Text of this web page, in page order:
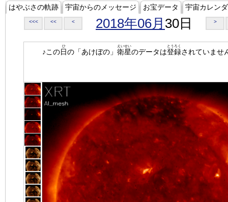
はやぶさの軌跡 宇宙からのメッセージ お宝データ 宇宙カレン
<<< << < 2018年06月 30日 >
♪この日
ひ
の「あけぼの」 衛星
えいせい
のデータは登録
とうろく
されていませ